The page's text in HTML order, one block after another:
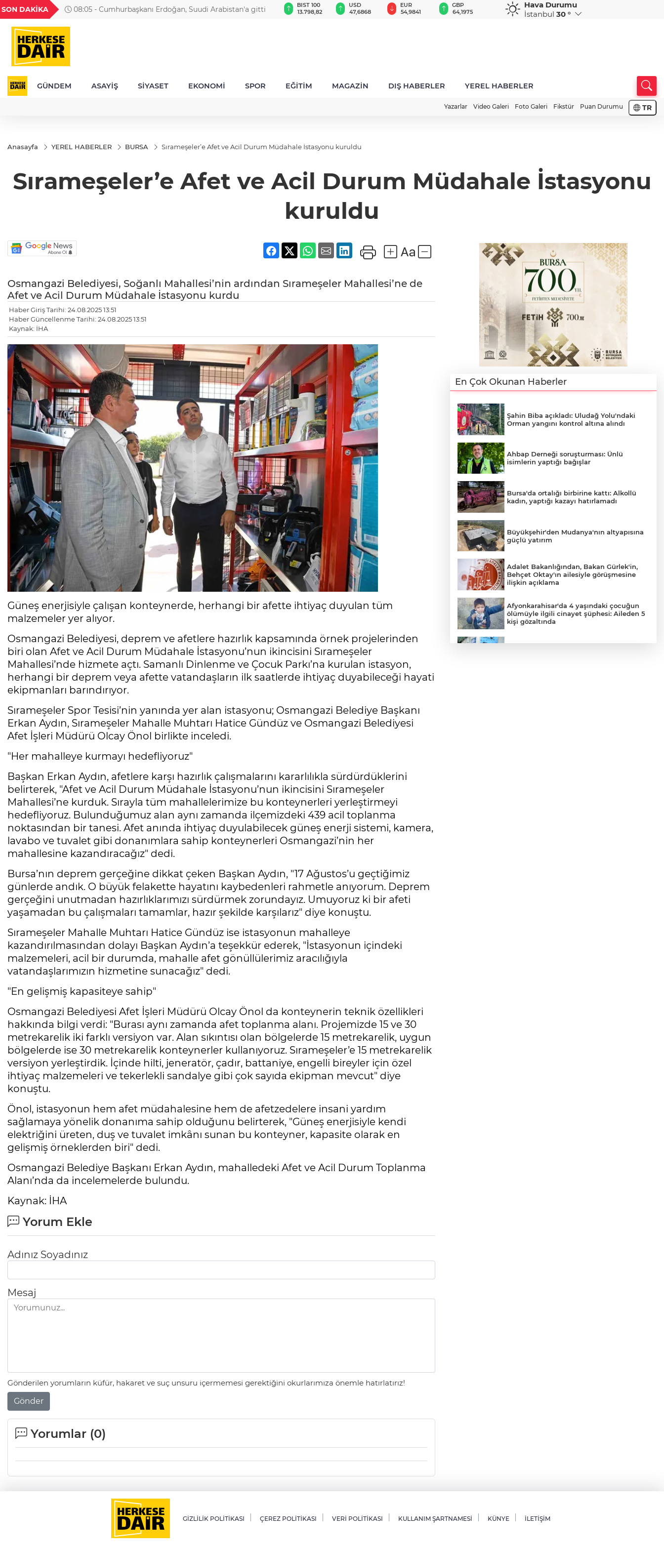
SON DAKİKA 08:05 - Cumhurbaşkanı Erdoğan, Suudi Arabistan'a gitti
18,2359
TND
16,2310
27,9743
VND
0,0018
GAU/TRY
6.555,00
BIST 100
13.798,82
USD
47,6868
EUR
54,9841
GBP
64,1975
CHF
58,6841
CAD
34,0036
Hava Durumu
İstanbul 30 °
GÜNDEM ASAYİŞ SİYASET EKONOMİ SPOR EĞİTİM MAGAZİN DIŞ HABERLER YEREL HABERLER
Yazarlar Video Galeri Foto Galeri Fikstür Puan Durumu TR
Anasayfa YEREL HABERLER BURSA Sırameşeler’e Afet ve Acil Durum Müdahale İstasyonu kuruldu
Sırameşeler’e Afet ve Acil Durum Müdahale İstasyonu
kuruldu
Osmangazi Belediyesi, Soğanlı Mahallesi’nin ardından Sırameşeler Mahallesi’ne de
Afet ve Acil Durum Müdahale İstasyonu kurdu
Haber Giriş Tarihi: 24.08.2025 13:51
Haber Güncellenme Tarihi: 24.08.2025 13:51
Kaynak: İHA
Güneş enerjisiyle çalışan konteynerde, herhangi bir afette ihtiyaç duyulan tüm
malzemeler yer alıyor.
Osmangazi Belediyesi, deprem ve afetlere hazırlık kapsamında örnek projelerinden
biri olan Afet ve Acil Durum Müdahale İstasyonu’nun ikincisini Sırameşeler
Mahallesi’nde hizmete açtı. Samanlı Dinlenme ve Çocuk Parkı’na kurulan istasyon,
herhangi bir deprem veya afette vatandaşların ilk saatlerde ihtiyaç duyabileceği hayati
ekipmanları barındırıyor.
Sırameşeler Spor Tesisi’nin yanında yer alan istasyonu; Osmangazi Belediye Başkanı
Erkan Aydın, Sırameşeler Mahalle Muhtarı Hatice Gündüz ve Osmangazi Belediyesi
Afet İşleri Müdürü Olcay Önol birlikte inceledi.
"Her mahalleye kurmayı hedefliyoruz"
Başkan Erkan Aydın, afetlere karşı hazırlık çalışmalarını kararlılıkla sürdürdüklerini
belirterek, "Afet ve Acil Durum Müdahale İstasyonu’nun ikincisini Sırameşeler
Mahallesi’ne kurduk. Sırayla tüm mahallelerimize bu konteynerleri yerleştirmeyi
hedefliyoruz. Bulunduğumuz alan aynı zamanda ilçemizdeki 439 acil toplanma
noktasından bir tanesi. Afet anında ihtiyaç duyulabilecek güneş enerji sistemi, kamera,
lavabo ve tuvalet gibi donanımlara sahip konteynerleri Osmangazi’nin her
mahallesine kazandıracağız" dedi.
Bursa’nın deprem gerçeğine dikkat çeken Başkan Aydın, "17 Ağustos’u geçtiğimiz
günlerde andık. O büyük felakette hayatını kaybedenleri rahmetle anıyorum. Deprem
gerçeğini unutmadan hazırlıklarımızı sürdürmek zorundayız. Umuyoruz ki bir afeti
yaşamadan bu çalışmaları tamamlar, hazır şekilde karşılarız" diye konuştu.
Sırameşeler Mahalle Muhtarı Hatice Gündüz ise istasyonun mahalleye
kazandırılmasından dolayı Başkan Aydın’a teşekkür ederek, "İstasyonun içindeki
malzemeleri, acil bir durumda, mahalle afet gönüllülerimiz aracılığıyla
vatandaşlarımızın hizmetine sunacağız" dedi.
"En gelişmiş kapasiteye sahip"
Osmangazi Belediyesi Afet İşleri Müdürü Olcay Önol da konteynerin teknik özellikleri
hakkında bilgi verdi: "Burası aynı zamanda afet toplanma alanı. Projemizde 15 ve 30
metrekarelik iki farklı versiyon var. Alan sıkıntısı olan bölgelerde 15 metrekarelik, uygun
bölgelerde ise 30 metrekarelik konteynerler kullanıyoruz. Sırameşeler’e 15 metrekarelik
versiyon yerleştirdik. İçinde hilti, jeneratör, çadır, battaniye, engelli bireyler için özel
ihtiyaç malzemeleri ve tekerlekli sandalye gibi çok sayıda ekipman mevcut" diye
konuştu.
Önol, istasyonun hem afet müdahalesine hem de afetzedelere insani yardım
sağlamaya yönelik donanıma sahip olduğunu belirterek, "Güneş enerjisiyle kendi
elektriğini üreten, duş ve tuvalet imkânı sunan bu konteyner, kapasite olarak en
gelişmiş örneklerden biri" dedi.
Osmangazi Belediye Başkanı Erkan Aydın, mahalledeki Afet ve Acil Durum Toplanma
Alanı’nda da incelemelerde bulundu.
Kaynak: İHA
Yorum Ekle
Adınız Soyadınız
Mesaj
Gönderilen yorumların küfür, hakaret ve suç unsuru içermemesi gerektiğini okurlarımıza önemle hatırlatırız!
Gönder
Yorumlar (0)
En Çok Okunan Haberler
Şahin Biba açıkladı: Uludağ Yolu'ndaki
Orman yangını kontrol altına alındı
Ahbap Derneği soruşturması: Ünlü
isimlerin yaptığı bağışlar
Bursa'da ortalığı birbirine kattı: Alkollü
kadın, yaptığı kazayı hatırlamadı
Büyükşehir'den Mudanya'nın altyapısına
güçlü yatırım
Adalet Bakanlığından, Bakan Gürlek'in,
Behçet Oktay'ın ailesiyle görüşmesine
ilişkin açıklama
Afyonkarahisar'da 4 yaşındaki çocuğun
ölümüyle ilgili cinayet şüphesi: Aileden 5
kişi gözaltında
GİZLİLİK POLİTİKASI ÇEREZ POLİTİKASI VERİ POLİTİKASI KULLANIM ŞARTNAMESİ KÜNYE İLETİŞİM